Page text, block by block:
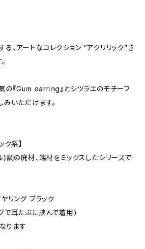
、アートなコレクション “アクリリック”さ
の『Gum earring』とシツラエのモチーフ
いただけます。
ク系】
)調の廃材、端材をミックスしたシリーズで
リング ブラック
で耳たぶに挟んで着用)
ります